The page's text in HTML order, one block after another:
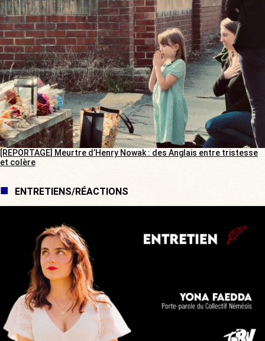
[REPORTAGE] Meurtre d’Henry Nowak : des Anglais entre tristesse
et colère
ENTRETIENS/RÉACTIONS